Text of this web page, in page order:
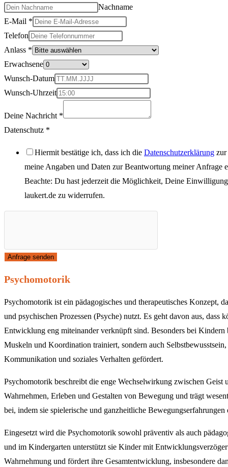
Nachname
E-Mail *
Telefon
Telefon
Erwachsene
Anlass
Anlass *
Erwachsene
Wunsch-Datum
Wunsch-Uhrzeit
Deine Nachricht *
Datenschutz *
Hiermit bestätige ich, dass ich die Datenschutzerklärung zur
meine Angaben und Daten zur Beantwortung meiner Anfrage
Beachte: Du hast jederzeit die Möglichkeit, Deine
laukert.de zu widerrufen.
Anfrage senden
Psychomotorik
Psychomotorik ist ein pädagogisches und therapeutisches Konzept,
und psychischen Prozessen (Psyche) nutzt. Es geht davon aus, dass
Entwicklung eng miteinander verknüpft sind. Besonders bei
Muskeln und Koordination trainiert, sondern auch
Kommunikation und soziales Verhalten gefördert.
Psychomotorik beschreibt die enge Wechselwirkung zwischen Geist
Wahrnehmen, Erleben und Gestalten von Bewegung und trägt
bei, indem sie spielerische und ganzheitliche Bewegungserfahrungen
Eingesetzt wird die Psychomotorik sowohl präventiv als auch
und im Kindergarten unterstützt sie Kinder mit
Wahrnehmung und fördert ihre Gesamtentwicklung, insbesondere